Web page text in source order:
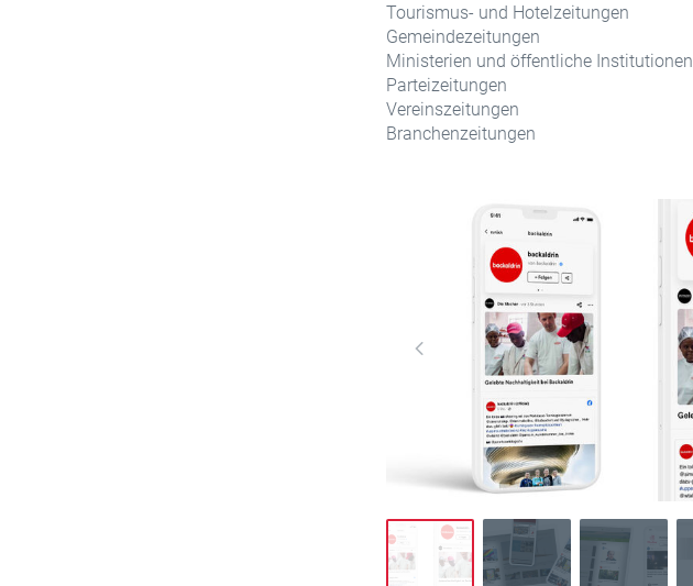
Tourismus- und Hotelzeitungen
Gemeindezeitungen
Ministerien und öffentliche Institutionen
Parteizeitungen
Vereinszeitungen
Branchenzeitungen